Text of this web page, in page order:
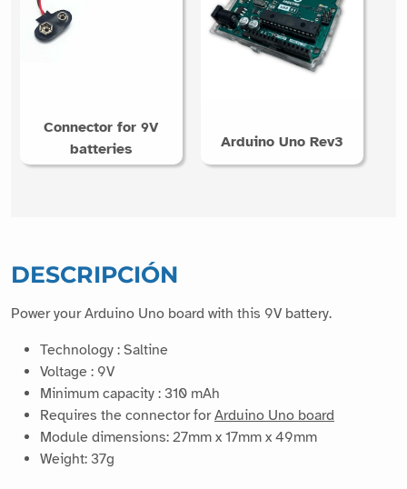
Connector for 9V
batteries
Arduino Uno Rev3
DESCRIPCIÓN
Power your Arduino Uno board with this 9V battery.
Technology : Saltine
Voltage : 9V
Minimum capacity : 310 mAh
Requires the connector forArduino Uno board
Module dimensions: 27mm x 17mm x 49mm
Weight: 37g